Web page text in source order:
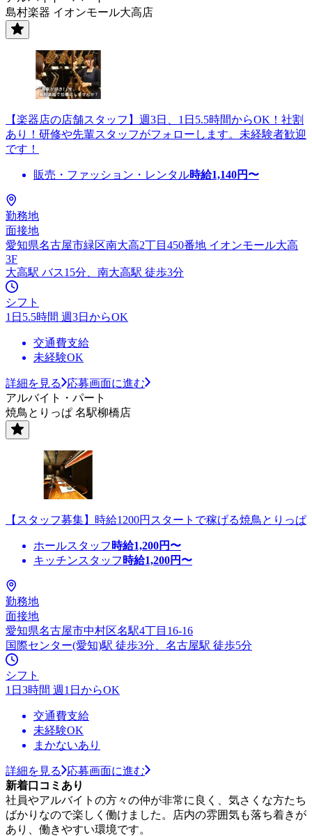
島村楽器 イオンモール大高店
【楽器店の店舗スタッフ】週3日、1日5.5時間からOK！社割
あり！研修や先輩スタッフがフォローします。未経験者歓迎
です！
販売・ファッション・レンタル時給1,140円〜
勤務地
面接地
愛知県名古屋市緑区南大高2丁目450番地 イオンモール大高
3F
大高駅 バス15分、南大高駅 徒歩3分
シフト
1日5.5時間 週3日からOK
交通費支給
未経験OK
詳細を見る
応募画面に進む
アルバイト・パート
焼鳥とりっぱ 名駅柳橋店
【スタッフ募集】時給1200円スタートで稼げる焼鳥とりっぱ
ホールスタッフ 時給1,200円〜
キッチンスタッフ 時給1,200円〜
勤務地
面接地
愛知県名古屋市中村区名駅4丁目16-16
国際センター(愛知)駅 徒歩3分、名古屋駅 徒歩5分
シフト
1日3時間 週1日からOK
交通費支給
未経験OK
まかないあり
詳細を見る
応募画面に進む
新着口コミあり
社員やアルバイトの方々の仲が非常に良く、気さくな方たち
ばかりなので楽しく働けました。店内の雰囲気も落ち着きが
あり、働きやすい環境です。